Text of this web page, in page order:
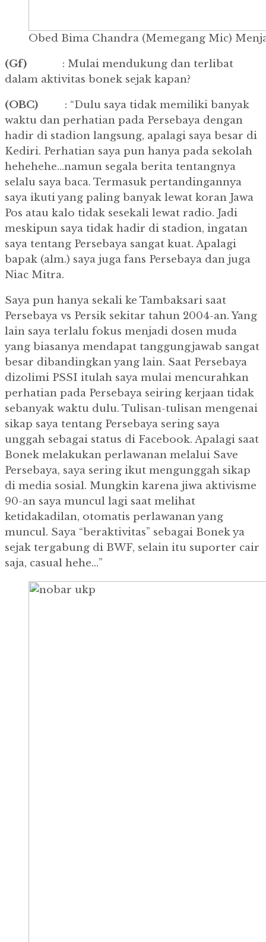
Obed Bima Chandra (Memegang Mic)
(Gf) : Mulai mendukung dan terlibat
dalam aktivitas bonek sejak kapan?
(OBC) : “Dulu saya tidak memiliki banyak
waktu dan perhatian pada Persebaya dengan
hadir di stadion langsung, apalagi saya besar di
Kediri. Perhatian saya pun hanya pada sekolah
hehehehe…namun segala berita tentangnya
selalu saya baca. Termasuk pertandingannya
saya ikuti yang paling banyak lewat koran Jawa
Pos atau kalo tidak sesekali lewat radio. Jadi
meskipun saya tidak hadir di stadion, ingatan
saya tentang Persebaya sangat kuat. Apalagi
bapak (alm.) saya juga fans Persebaya dan juga
Niac Mitra.
Saya pun hanya sekali ke Tambaksari saat
Persebaya vs Persik sekitar tahun 2004-an. Yang
lain saya terlalu fokus menjadi dosen muda
yang biasanya mendapat tanggungjawab sangat
besar dibandingkan yang lain. Saat Persebaya
dizolimi PSSI itulah saya mulai mencurahkan
perhatian pada Persebaya seiring kerjaan tidak
sebanyak waktu dulu. Tulisan-tulisan mengenai
sikap saya tentang Persebaya sering saya
unggah sebagai status di Facebook. Apalagi saat
Bonek melakukan perlawanan melalui Save
Persebaya, saya sering ikut mengunggah sikap
di media sosial. Mungkin karena jiwa aktivisme
90-an saya muncul lagi saat melihat
ketidakadilan, otomatis perlawanan yang
muncul. Saya “beraktivitas” sebagai Bonek ya
sejak tergabung di BWF, selain itu suporter cair
saja, casual hehe…”